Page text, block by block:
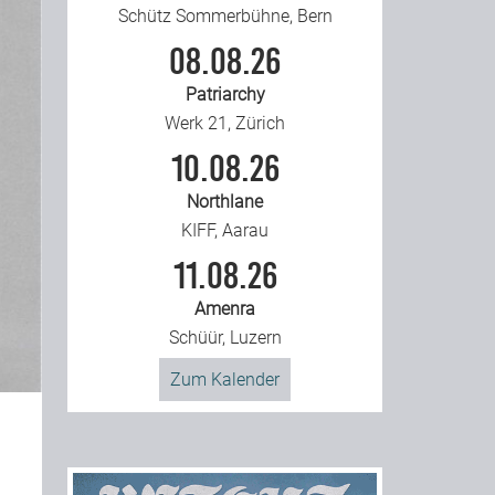
Schütz Sommerbühne, Bern
08.08.26
Patriarchy
Werk 21, Zürich
10.08.26
Northlane
KIFF, Aarau
11.08.26
Amenra
Schüür, Luzern
Zum Kalender